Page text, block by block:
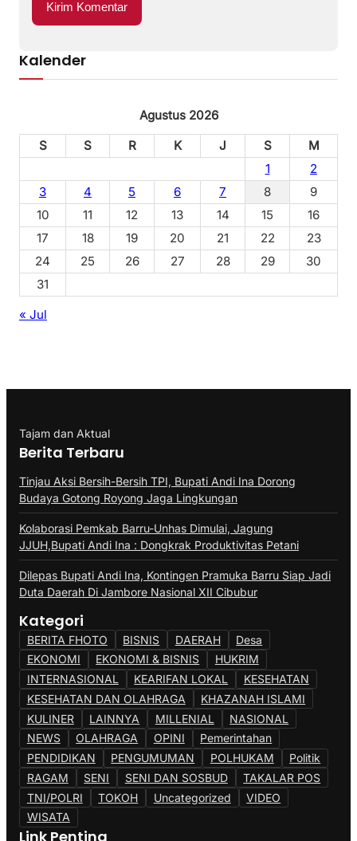
Kalender
Agustus 2026
S
S R K J S
M
1
2
3
4 5 6 7 8
9
10
11 12 13 14 15
16
17
18 19 20 21 22
23
24
25 26 27 28 29
30
31
« Jul
Tajam dan Aktual
Berita Terbaru
Tinjau Aksi Bersih-Bersih TPI, Bupati Andi Ina Dorong
Budaya Gotong Royong Jaga Lingkungan
Kolaborasi Pemkab Barru-Unhas Dimulai, Jagung
JJUH,Bupati Andi Ina : Dongkrak Produktivitas Petani
Dilepas Bupati Andi Ina, Kontingen Pramuka Barru Siap Jadi
Duta Daerah Di Jambore Nasional XII Cibubur
Kategori
BERITA FHOTO BISNIS DAERAH
Desa
EKONOMI
EKONOMI & BISNIS
HUKRIM
INTERNASIONAL
KEARIFAN LOKAL
KESEHATAN
KESEHATAN DAN OLAHRAGA
KHAZANAH ISLAMI
KULINER
LAINNYA MILLENIAL
NASIONAL
NEWS
OLAHRAGA OPINI
Pemerintahan
PENDIDIKAN
PENGUMUMAN POLHUKAM
Politik
RAGAM
SENI SENI DAN SOSBUD
TAKALAR POS
TNI/POLRI
TOKOH Uncategorized
VIDEO
WISATA
Link Penting